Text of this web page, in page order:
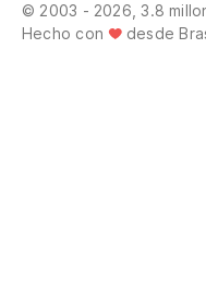
© 2003 - 2026, 3.8
Hecho con
desde